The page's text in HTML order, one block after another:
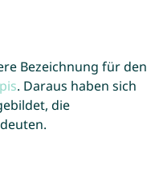
Bezeichnung für den
. Daraus haben sich
die